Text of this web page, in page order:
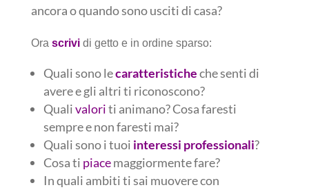
ancora o quando sono usciti di casa?
Ora scrivi di getto e in ordine sparso:
Quali sono lecaratteristicheche senti di
avere e gli altri ti riconoscono?
Qualivaloriti animano? Cosa faresti
sempre e non faresti mai?
Quali sono i tuoi interessi professionali?
Cosa ti piacemaggiormente fare?
In quali ambiti ti sai muovere con